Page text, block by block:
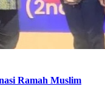
Ramah Muslim